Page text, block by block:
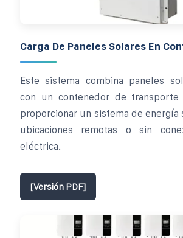
Carga De Paneles Solares En
Este sistema combina paneles
con un contenedor de transporte
proporcionar un sistema de energía
ubicaciones remotas o sin
eléctrica.
[Versión PDF]